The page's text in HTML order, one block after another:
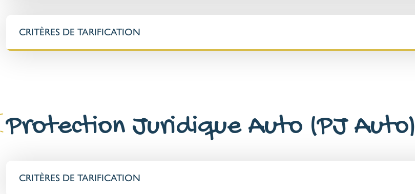
CRITÈRES DE TARIFICATION
Protection Juridique Auto (PJ Auto)
CRITÈRES DE TARIFICATION